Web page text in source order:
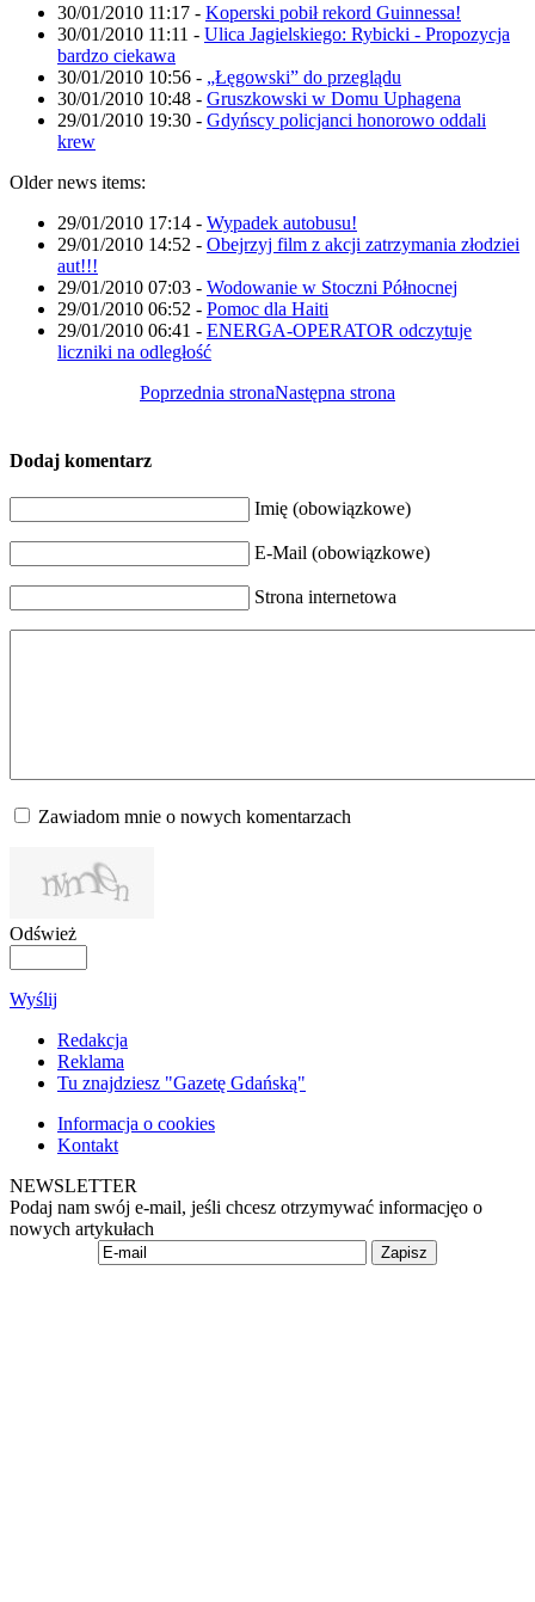
30/01/2010 11:17 - Koperski pobił rekord Guinnessa!
30/01/2010 11:11 - Ulica Jagielskiego: Rybicki - Propozycja
bardzo ciekawa
30/01/2010 10:56 - „Łęgowski” do przeglądu
30/01/2010 10:48 - Gruszkowski w Domu Uphagena
29/01/2010 19:30 - Gdyńscy policjanci honorowo oddali
krew
Older news items:
29/01/2010 17:14 - Wypadek autobusu!
29/01/2010 14:52 - Obejrzyj film z akcji zatrzymania złodziei
aut!!!
29/01/2010 07:03 - Wodowanie w Stoczni Północnej
29/01/2010 06:52 - Pomoc dla Haiti
29/01/2010 06:41 - ENERGA-OPERATOR odczytuje
liczniki na odległość
Poprzednia stronaNastępna strona
Dodaj komentarz
Imię (obowiązkowe)
E-Mail (obowiązkowe)
Strona internetowa
Zawiadom mnie o nowych komentarzach
Odśwież
Wyślij
Redakcja
Reklama
Tu znajdziesz "Gazetę Gdańską"
Informacja o cookies
Kontakt
NEWSLETTER
Podaj nam swój e-mail, jeśli chcesz otrzymywać informacjęo o
nowych artykułach
Zapisz